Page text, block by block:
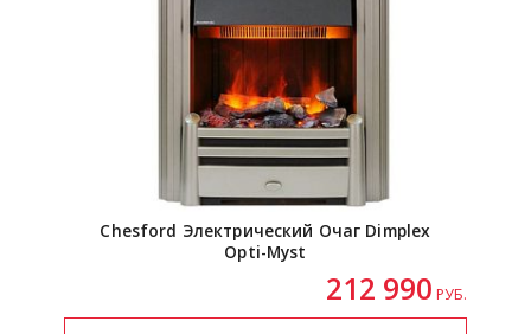
Chesford Электрический Очаг Dimplex
Opti-Myst
212 990 РУБ.